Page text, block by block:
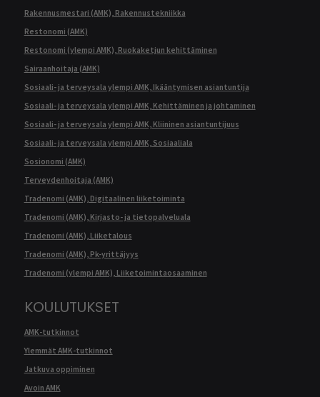
Rakennusmestari (AMK), Rakennustekniikka
Restonomi (AMK)
Restonomi (ylempi AMK), Ruokaketjun kehittäminen
Sairaanhoitaja (AMK)
Sosiaali- ja terveysala ylempi AMK, Ikääntymisen asiantuntija
Sosiaali- ja terveysala ylempi AMK, Kehittäminen ja johtaminen
Sosiaali- ja terveysala ylempi AMK, Kliininen asiantuntijuus
Sosiaali- ja terveysala ylempi AMK, Sosiaaliala
Sosionomi (AMK)
Terveydenhoitaja (AMK)
Tradenomi (AMK), Digitaalinen liiketoiminta
Tradenomi (AMK), Kirjasto- ja tietopalveluala
Tradenomi (AMK), Liiketalous
Tradenomi (AMK), Pk-yrittäjyys
Tradenomi (ylempi AMK), Liiketoimintaosaaminen
KOULUTUKSET
AMK-tutkinnot
Ylemmät AMK-tutkinnot
Jatkuva oppiminen
Avoin AMK